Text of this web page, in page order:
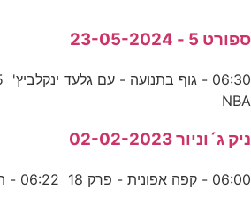
ספורט 5 - 23-05-2024
NBA
ניק ג´וניור 02-02-2023
06:00 - קפה אפונית - פרק 18 06:22 - הדרדסים 2 - פרק